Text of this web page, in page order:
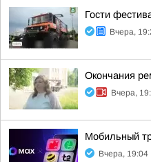
Гости
Вчера,
Окончания
Вчера,
Мобильный
Вчера, 19:04